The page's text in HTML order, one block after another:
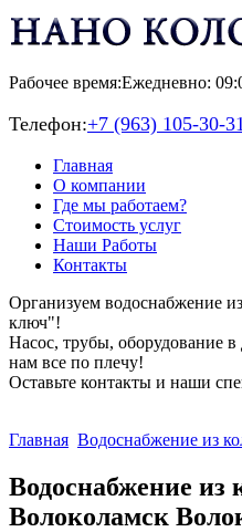
Рабочее время:Ежедневно:
Телефон:+7 (963) 105-30-
Главная
О компании
Где мы работаем?
Стоимость услуг
Наши Работы
Контакты
Организуем водоснабжение
ключ"!
Насос, трубы, оборудование в
нам все по плечу!
Оставьте контакты и наши
Главная Водоснабжение из
Водоснабжение из
Волоколамск